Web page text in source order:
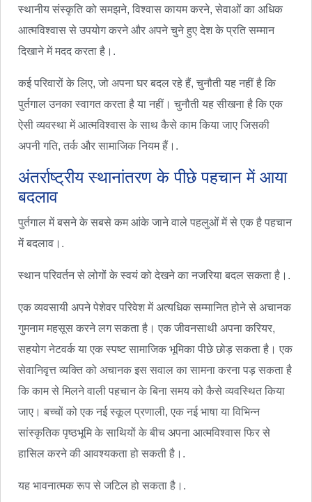
स्थानीय संस्कृति को समझने, विश्वास कायम करने, सेवाओं का अधिक
आत्मविश्वास से उपयोग करने और अपने चुने हुए देश के प्रति सम्मान
दिखाने में मदद करता है।.
कई परिवारों के लिए, जो अपना घर बदल रहे हैं, चुनौती यह नहीं है कि
पुर्तगाल उनका स्वागत करता है या नहीं। चुनौती यह सीखना है कि एक
ऐसी व्यवस्था में आत्मविश्वास के साथ कैसे काम किया जाए जिसकी
अपनी गति, तर्क और सामाजिक नियम हैं।.
अंतर्राष्ट्रीय स्थानांतरण के पीछे पहचान में आया
बदलाव
पुर्तगाल में बसने के सबसे कम आंके जाने वाले पहलुओं में से एक है पहचान
में बदलाव।.
स्थान परिवर्तन से लोगों के स्वयं को देखने का नजरिया बदल सकता है।.
एक व्यवसायी अपने पेशेवर परिवेश में अत्यधिक सम्मानित होने से अचानक
गुमनाम महसूस करने लग सकता है। एक जीवनसाथी अपना करियर,
सहयोग नेटवर्क या एक स्पष्ट सामाजिक भूमिका पीछे छोड़ सकता है। एक
सेवानिवृत्त व्यक्ति को अचानक इस सवाल का सामना करना पड़ सकता है
कि काम से मिलने वाली पहचान के बिना समय को कैसे व्यवस्थित किया
जाए। बच्चों को एक नई स्कूल प्रणाली, एक नई भाषा या विभिन्न
सांस्कृतिक पृष्ठभूमि के साथियों के बीच अपना आत्मविश्वास फिर से
हासिल करने की आवश्यकता हो सकती है।.
यह भावनात्मक रूप से जटिल हो सकता है।.